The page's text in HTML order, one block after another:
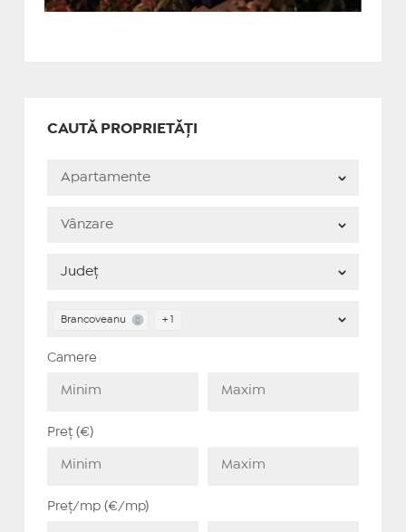
CAUTĂ PROPRIETĂȚI
Brancoveanu + 1
Camere
Preț (€)
Preț/mp (€/mp)